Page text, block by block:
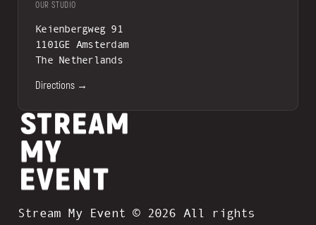
OUR STUDIO
Keienbergweg 91
1101GE Amsterdam
The Netherlands
Directions →
Stream My Event © 2026 All rights